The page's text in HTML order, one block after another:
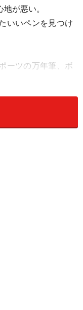
が悪い。
いいペンを見つけ
ーツの万年筆、ボ
ヴェコ